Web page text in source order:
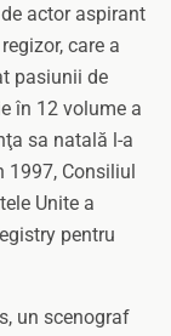
actor aspirant
care a
pasiunii de
în 12 volume a
sa natală l-a
1997, Consiliul
Unite a
pentru
un scenograf